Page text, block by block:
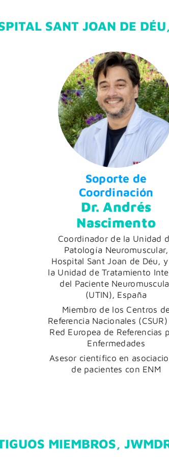
SANT JOAN DE
Soporte de
Coordinación
Dr. Andrés
Nascimento
Coordinador de la Unidad
Patología Neuromuscular,
Hospital Sant Joan de Déu,
la Unidad de Tratamiento
del Paciente
(UTIN), España
Miembro de los Centros
Referencia Nacionales
Red Europea de Referencias
Enfermedades
Asesor científico en
de pacientes con ENM
MIEMBROS,